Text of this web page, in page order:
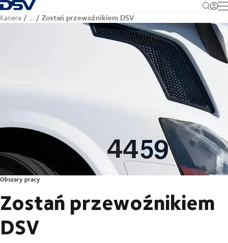
Cofnij do strony głównej
Kariera … Zostań przewoźnikiem DSV
Obszary pracy
Zostań przewoźnikiem
DSV